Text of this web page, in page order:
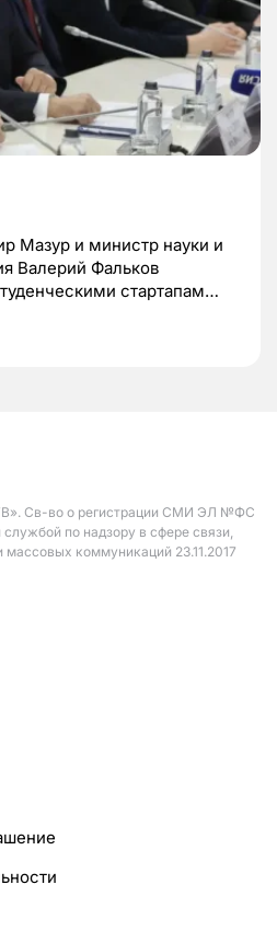
Мазур и министр науки и
Валерий Фальков
стартапами
Св-во о регистрации СМИ ЭЛ №ФС
по надзору в сфере связи,
коммуникаций 23.11.2017